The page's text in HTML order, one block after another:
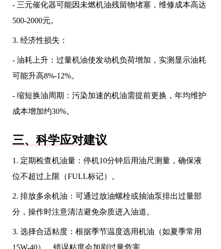
- 三元催化器可能因未燃机油残留物堵塞，维修成本高达
500-2000元。
3. 经济性损失：
- 油耗上升：过量机油使发动机负荷增加，实测显示油耗
可能升高8%-12%。
- 缩短换油周期：污染加速的机油需提前更换，年均维护
成本增加约30%。
三、科学应对建议
1. 定期检查机油量：停机10分钟后用油尺测量，确保液
位不超过上限（FULL标记）。
2. 排放多余机油：可通过放油螺栓或抽油泵排出过量部
分，操作时注意清洁避免杂质进入油道。
3. 选择合适粘度：根据季节温度选用机油（如夏季常用
15W-40），错误粘度会加剧过量危害。